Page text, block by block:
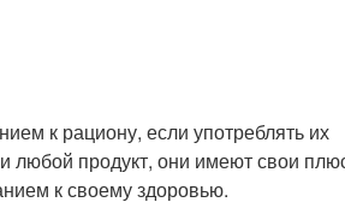
к рациону, если употреблять их
любой продукт, они имеют свои
к своему здоровью.